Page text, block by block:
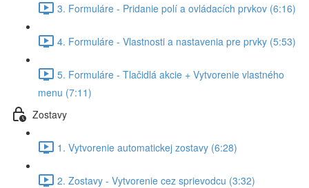
3. Formuláre - Pridanie polí a ovládacích prvkov (6:16)
4. Formuláre - Vlastnosti a nastavenia pre prvky (5:53)
5. Formuláre - Tlačidlá akcie + Vytvorenie vlastného
menu (7:11)
Zostavy
1. Vytvorenie automatickej zostavy (6:28)
2. Zostavy - Vytvorenie cez sprievodcu (3:32)